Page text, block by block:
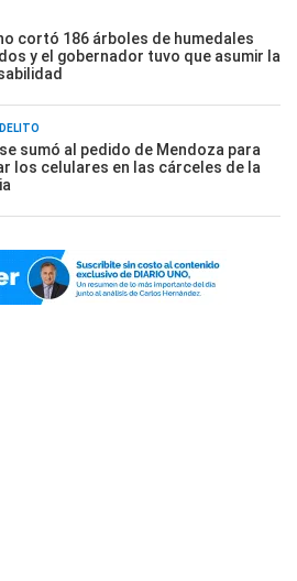
cortó 186 árboles de humedales
y el gobernador tuvo que asumir la
sumó al pedido de Mendoza para
los celulares en las cárceles de la